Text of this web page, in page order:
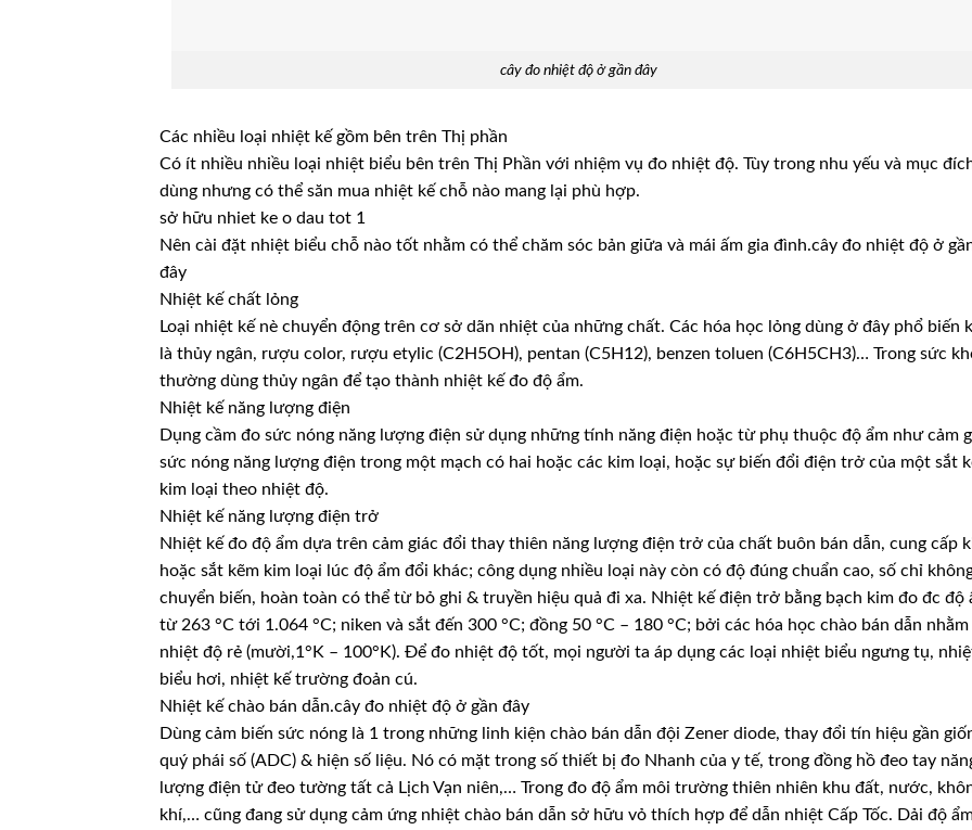
cây đo nhiệt độ ở gần đây
Các nhiều loại nhiệt kế gồm bên trên Thị phần
Có ít nhiều nhiều loại nhiệt biểu bên trên Thị Phần với nhiệm vụ đo nhiệt độ. Tùy trong nhu yếu và mục
dùng nhưng có thể săn mua nhiệt kế chỗ nào mang lại phù hợp.
sở hữu nhiet ke o dau tot 1
Nên cài đặt nhiệt biểu chỗ nào tốt nhằm có thể chăm sóc bản giữa và mái ấm gia đình.cây đo nhiệt độ ở
đây
Nhiệt kế chất lỏng
Loại nhiệt kế nè chuyển động trên cơ sở dãn nhiệt của những chất. Các hóa học lỏng dùng ở đây phổ biến
là thủy ngân, rượu color, rượu etylic (C2H5OH), pentan (C5H12), benzen toluen (C6H5CH3)… Trong sức
thường dùng thủy ngân để tạo thành nhiệt kế đo độ ẩm.
Nhiệt kế năng lượng điện
Dụng cầm đo sức nóng năng lượng điện sử dụng những tính năng điện hoặc từ phụ thuộc độ ẩm như cảm
sức nóng năng lượng điện trong một mạch có hai hoặc các kim loại, hoặc sự biến đổi điện trở của một sắt
kim loại theo nhiệt độ.
Nhiệt kế năng lượng điện trở
Nhiệt kế đo độ ẩm dựa trên cảm giác đổi thay thiên năng lượng điện trở của chất buôn bán dẫn, cung cấp
hoặc sắt kẽm kim loại lúc độ ẩm đổi khác; công dụng nhiều loại này còn có độ đúng chuẩn cao, số chỉ
chuyển biến, hoàn toàn có thể từ bỏ ghi & truyền hiệu quả đi xa. Nhiệt kế điện trở bằng bạch kim đo đc độ
từ 263 °C tới 1.064 °C; niken và sắt đến 300 °C; đồng 50 °C – 180 °C; bởi các hóa học chào bán dẫn
nhiệt độ rẻ (mười,1°K – 100°K). Để đo nhiệt độ tốt, mọi người ta áp dụng các loại nhiệt biểu ngưng tụ,
biểu hơi, nhiệt kế trường đoản cú.
Nhiệt kế chào bán dẫn.cây đo nhiệt độ ở gần đây
Dùng cảm biến sức nóng là 1 trong những linh kiện chào bán dẫn đội Zener diode, thay đổi tín hiệu gần
quý phái số (ADC) & hiện số liệu. Nó có mặt trong số thiết bị đo Nhanh của y tế, trong đồng hồ đeo tay
lượng điện tử đeo tường tất cả Lịch Vạn niên,… Trong đo độ ẩm môi trường thiên nhiên khu đất, nước,
khí,… cũng đang sử dụng cảm ứng nhiệt chào bán dẫn sở hữu vỏ thích hợp để dẫn nhiệt Cấp Tốc. Dải độ